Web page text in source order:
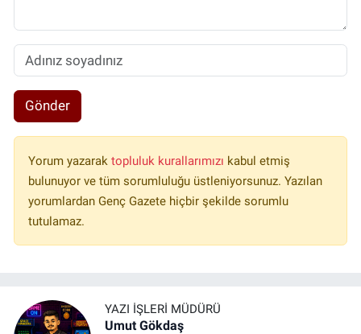
Gönder
Yorum yazarak topluluk kurallarımızı kabul etmiş
bulunuyor ve tüm sorumluluğu üstleniyorsunuz. Yazılan
yorumlardan Genç Gazete hiçbir şekilde sorumlu
tutulamaz.
YAZI İŞLERI MÜDÜRÜ
Umut Gökdaş